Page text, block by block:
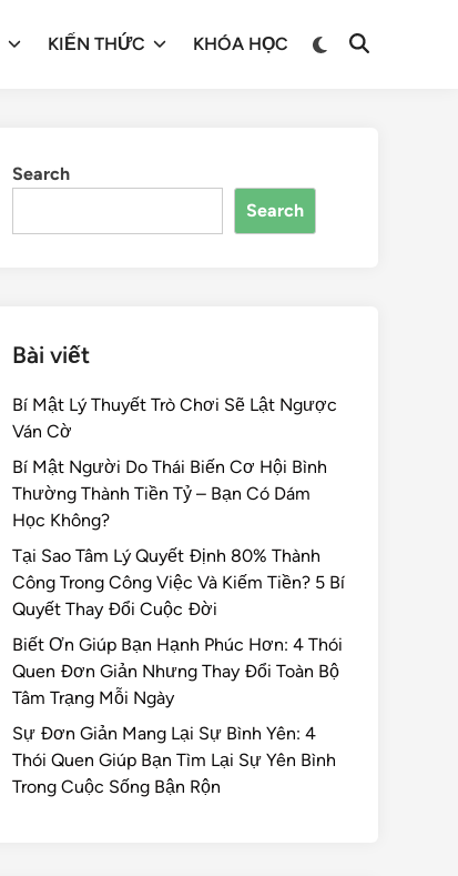
KIẾN THỨC KHÓA HỌC
Search
Search
Bài viết
Bí Mật Lý Thuyết Trò Chơi Sẽ Lật Ngược
Ván Cờ
Bí Mật Người Do Thái Biến Cơ Hội Bình
Thường Thành Tiền Tỷ – Bạn Có Dám
Học Không?
Tại Sao Tâm Lý Quyết Định 80% Thành
Công Trong Công Việc Và Kiếm Tiền? 5 Bí
Quyết Thay Đổi Cuộc Đời
Biết Ơn Giúp Bạn Hạnh Phúc Hơn: 4 Thói
Quen Đơn Giản Nhưng Thay Đổi Toàn Bộ
Tâm Trạng Mỗi Ngày
Sự Đơn Giản Mang Lại Sự Bình Yên: 4
Thói Quen Giúp Bạn Tìm Lại Sự Yên Bình
Trong Cuộc Sống Bận Rộn